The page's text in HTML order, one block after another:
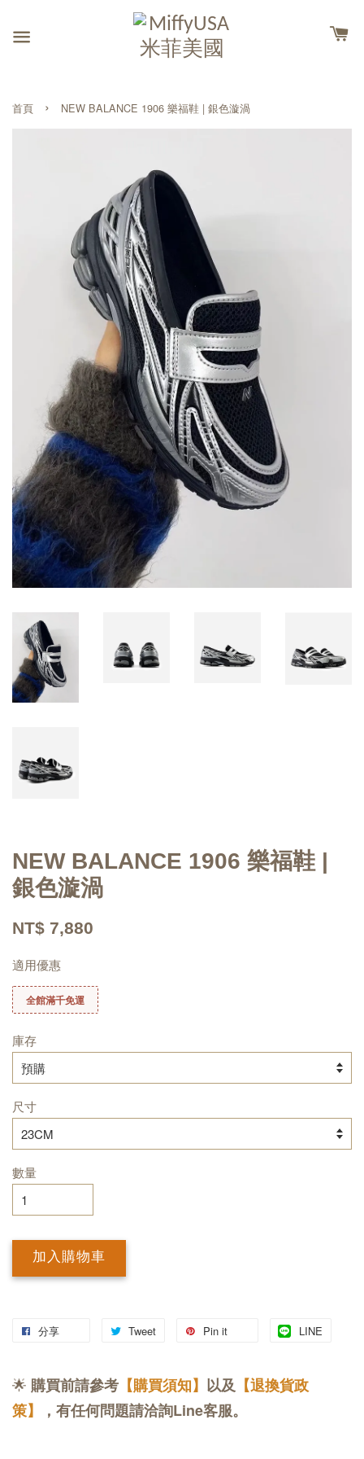
首頁 › NEW BALANCE 1906 樂福鞋 | 銀色漩渦
NEW BALANCE 1906 樂福鞋 |
銀色漩渦
NT$ 7,880
適用優惠
全館滿千免運
庫存
尺寸
數量
加入購物車
分享 Tweet Pin it LINE
🌟 購買前請參考 【購買須知】 以及 【退換貨政
策】
，有任何問題請洽詢Line客服。